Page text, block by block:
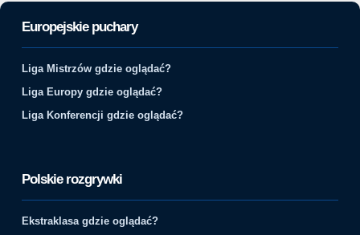
Europejskie puchary
Liga Mistrzów gdzie oglądać?
Liga Europy gdzie oglądać?
Liga Konferencji gdzie oglądać?
Polskie rozgrywki
Ekstraklasa gdzie oglądać?